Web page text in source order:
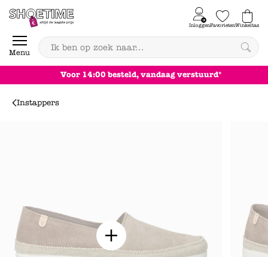
Skip to content
Menu
InloggenFavorietenWinkeltas
0
Voor 14:00 besteld, vandaag verstuurd*
Instappers